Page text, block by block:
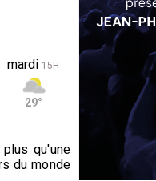
mardi 15H
29°
qu'une
du monde